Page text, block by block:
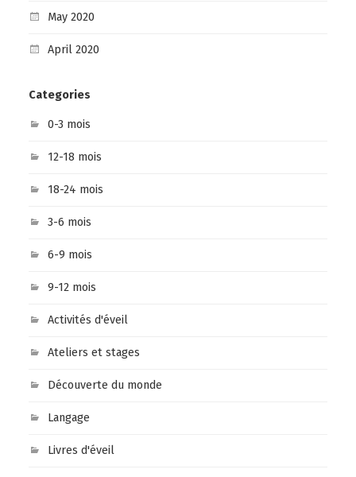
May 2020
April 2020
Categories
0-3 mois
12-18 mois
18-24 mois
3-6 mois
6-9 mois
9-12 mois
Activités d'éveil
Ateliers et stages
Découverte du monde
Langage
Livres d'éveil